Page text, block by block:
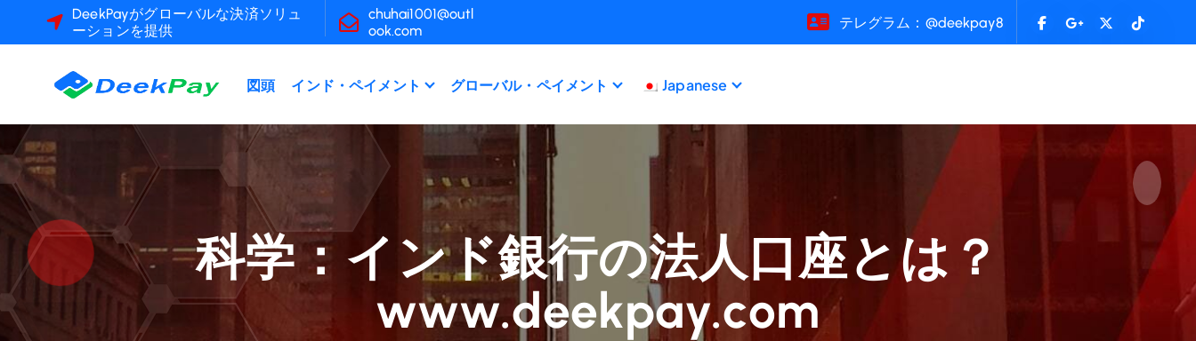
ス
キ
DeekPayがグローバルな決済ソリュ
ーションを提供
chuhai1001@outl
ook.com
テレグラム：@deekpay8
図頭 インド・ペイメント グローバル・ペイメント Japanese
科学：インド銀行の法人口座とは？
www.deekpay.com